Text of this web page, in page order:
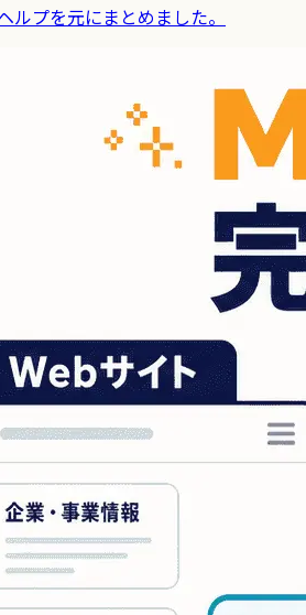
ルプを元にまとめました。